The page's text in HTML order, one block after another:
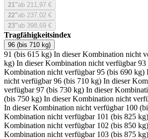
21"ab 211,97 €
22"ab 237,02 €
23"ab 398,69 €
Tragfähigkeitsindex
96 (bis 710 kg)
91 (bis 615 kg) In dieser Kombination nicht
kg) In dieser Kombination nicht verfügbar 93
Kombination nicht verfügbar 95 (bis 690 kg)
nicht verfügbar 96 (bis 710 kg) In dieser
verfügbar 97 (bis 730 kg) In dieser
(bis 750 kg) In dieser Kombination nicht
In dieser Kombination nicht verfügbar 100
Kombination nicht verfügbar 101 (bis 825 kg)
Kombination nicht verfügbar 102 (bis 850 kg)
Kombination nicht verfügbar 103 (bis 875 kg)